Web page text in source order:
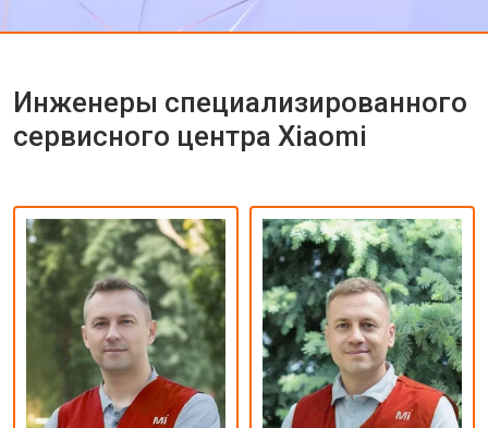
Инженеры специализированного
сервисного центра Xiaomi